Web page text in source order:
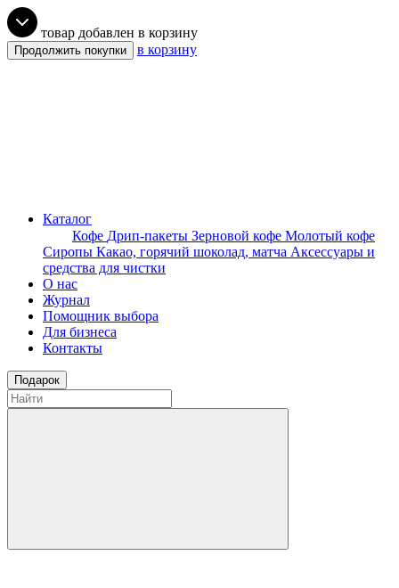
товар добавлен в корзину
Продолжить покупки в корзину
Каталог
Кофе Дрип-пакеты Зерновой кофе Молотый кофе
Сиропы Какао, горячий шоколад, матча Аксессуары и
средства для чистки
О нас
Журнал
Помощник выбора
Для бизнеса
Контакты
Подарок